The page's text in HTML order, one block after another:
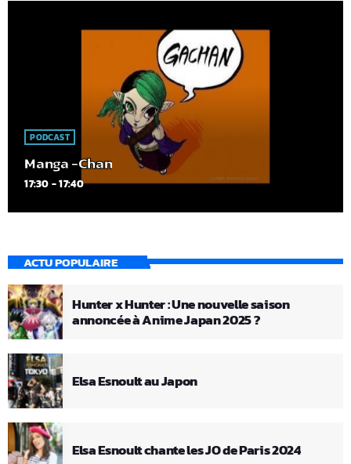
PODCAST
Manga -Chan
17:30 - 17:40
ACTU POPULAIRE
Hunter x Hunter : Une nouvelle saison
annoncée à Anime Japan 2025 ?
Elsa Esnoult au Japon
Elsa Esnoult chante les JO de Paris 2024